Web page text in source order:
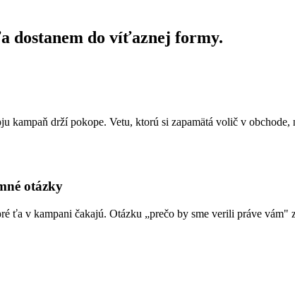
dostanem do víťaznej formy.
kampaň drží pokope. Vetu, ktorú si zapamätá volič v
otázky
ťa v kampani čakajú. Otázku „prečo by sme verili práve vám"